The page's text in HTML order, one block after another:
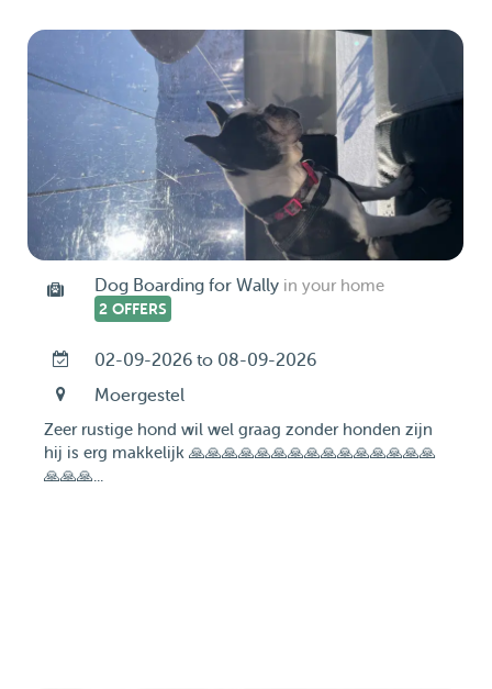
Dog Boarding for Wally in your home
2 OFFERS
02-09-2026 to 08-09-2026
Moergestel
Zeer rustige hond wil wel graag zonder honden zijn
hij is erg makkelijk 🙏🙏🙏🙏🙏🙏🙏🙏🙏🙏🙏🙏🙏🙏🙏
🙏🙏🙏...